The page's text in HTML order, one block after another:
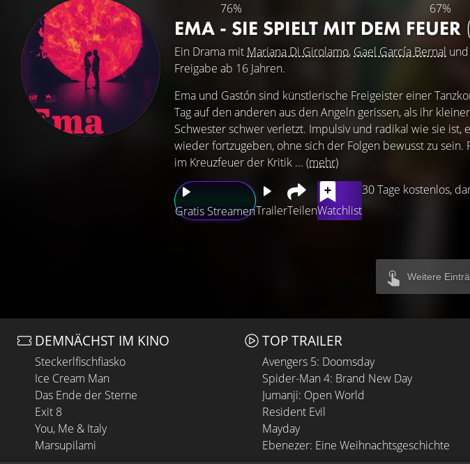
76% 67%
EMA - SIE SPIELT MIT DEM FEUER
Ein Drama mit Mariana Di Girolamo, Gael García Bernal und
Freigabe ab 16 Jahren.
Gratis StreamenTrailerTeilenWatchlist
30 Tage kostenlos,
Ema und Gastón sind künstlerische Freigeister einer
Tag auf den anderen aus den Angeln gerissen, als ihr
Schwester schwer verletzt. Impulsiv und radikal wie sie ist,
wieder fortzugeben, ohne sich der Folgen bewusst zu sein.
im Kreuzfeuer der Kritik ... (mehr)
Weitere
DEMNÄCHST IM KINO
Steckerlfischfiasko
Ice Cream Man
Das Ende der Sterne
Exit 8
You, Me & Italy
Marsupilami
TOP TRAILER
Avengers 5: Doomsday
Spider-Man 4: Brand New Day
Jumanji: Open World
Resident Evil
Mayday
Ebenezer: Eine Weihnachtsgeschichte